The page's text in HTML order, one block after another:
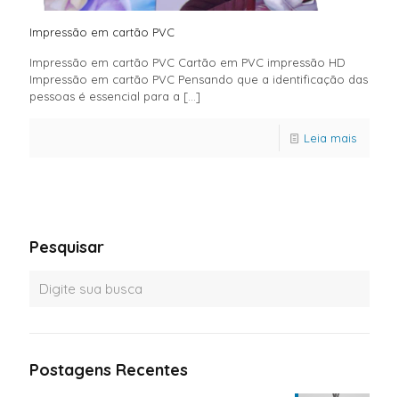
Impressão em cartão PVC
Impressão em cartão PVC Cartão em PVC impressão HD
Impressão em cartão PVC Pensando que a identificação das
pessoas é essencial para a […]
Leia mais
Pesquisar
Postagens Recentes